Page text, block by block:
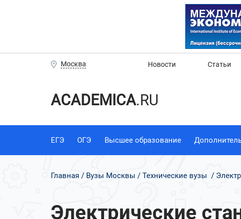
Москва Новости Статьи
ACADEMICA.RU
ЕГЭ ОГЭ Высшее образование
Главная Вузы Москвы Технические вузы
Электрические